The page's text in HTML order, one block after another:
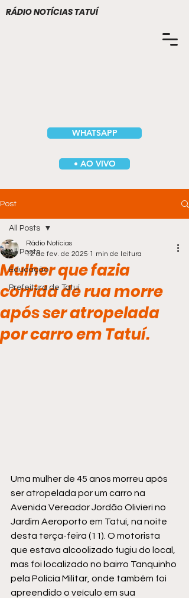
WHATSAPP
RÁDIO NOTÍCIAS TATUÍ
• AO VIVO
Post
All Posts
Educação
Prefeitura de Tatuí
All Posts
Mulher que fazia
corrida de rua morre
após ser atropelada
por carro em Tatuí.
Rádio Notícias
12 de fev. de 2025 1 min de leitura
Uma mulher de 45 anos morreu após
ser atropelada por um carro na
Avenida Vereador Jordão Olivieri no
Jardim Aeroporto em Tatuí, na noite
desta terça-feira (11). O motorista
que estava alcoolizado fugiu do local,
mas foi localizado no bairro Tanquinho
pela Polícia Militar, onde também foi
apreendido o veículo em sua